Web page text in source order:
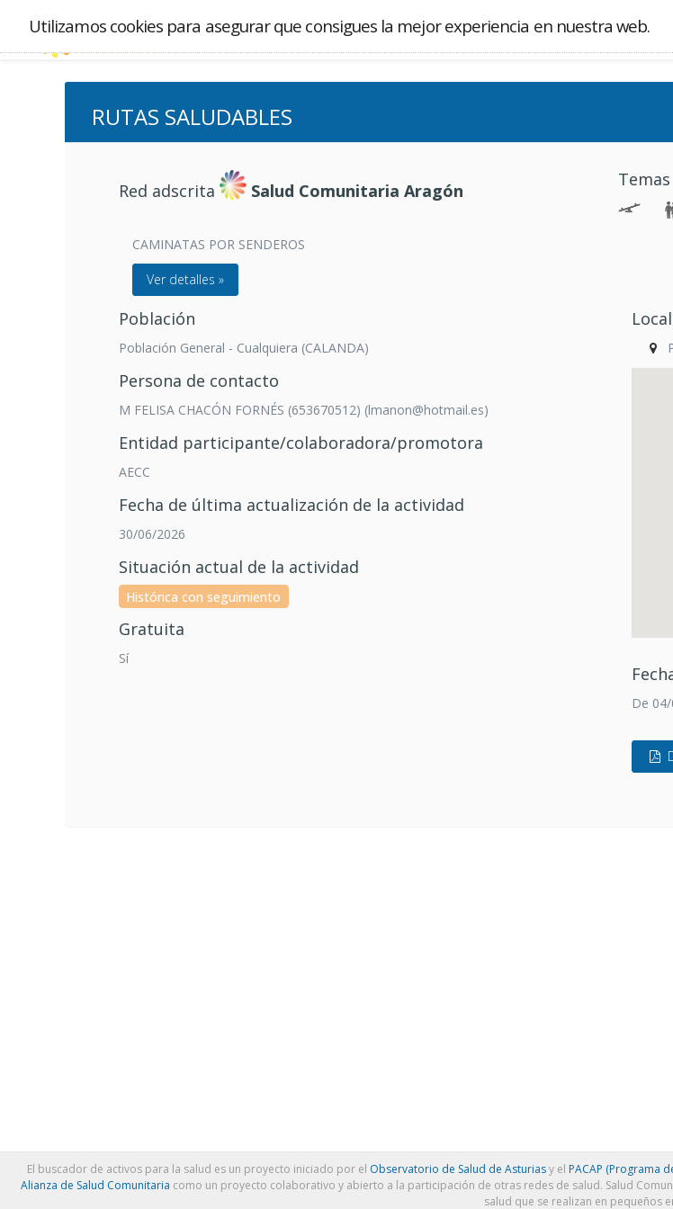
Utilizamos cookies para asegurar que consigues la mejor experiencia en nuestra web.
RUTAS SALUDABLES
Red adscrita Salud Comunitaria Aragón
Temas
CAMINATAS POR SENDEROS
Ver detalles »
Población
Población General - Cualquiera (CALANDA)
Persona de contacto
M FELISA CHACÓN FORNÉS (653670512) (lmanon@hotmail.es)
Entidad participante/colaboradora/promotora
AECC
Fecha de última actualización de la actividad
30/06/2026
Situación actual de la actividad
Histórica con seguimiento
Gratuita
Sí
De
El buscador de activos para la salud es un proyecto iniciado por el Observatorio de Salud de Asturiasy el PACAP (Programa
Alianza de Salud Comunitaria como un proyecto colaborativo y abierto a la participación de otras redes de salud. Salud
salud que se realizan en pequeños